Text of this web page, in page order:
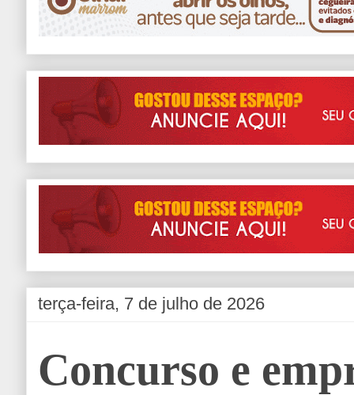
terça-feira, 7 de julho de 2026
Concurso e